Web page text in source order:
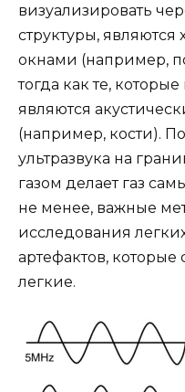
визуализировать
структуры,
окнами (например,
тогда как те,
являются
(например, кости).
ультразвука на
газом делает газ
не менее, важные
исследования
артефактов,
легкие.